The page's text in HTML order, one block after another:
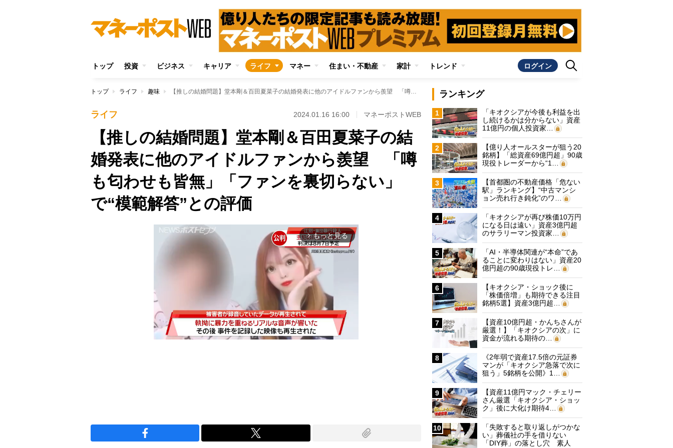
トップ 投資 ビジネス キャリア ライフ マネー 住まい・不動産 家計 トレンド ログイン
トップ ライフ 趣味 【推しの結婚問題】堂本剛＆百田夏菜子の結婚発表に他のアイドルファンから羨望 「噂も匂わせも皆無」「ファンを裏切らない」で“模範解答”との評価
ライフ 2024.01.16 16:00 マネーポストWEB
【推しの結婚問題】堂本剛＆百田夏菜子の結
婚発表に他のアイドルファンから羨望 「噂
も匂わせも皆無」「ファンを裏切らない」
で“模範解答”との評価
arrow_forward_ios もっと見る
ランキング
1
「キオクシアが今後も利益を出
し続けるかは分からない」資産
11億円の個人投資家…
2
【億り人オールスターが狙う20
銘柄】「総資産69億円超」90歳
現役トレーダーから“1…
3
【首都圏の不動産価格「危ない
駅」ランキング】“中古マンシ
ョン売れ行き鈍化”のワ…
4
「キオクシアが再び株価10万円
になる日は遠い」資産3億円超
のサラリーマン投資家…
5
「AI・半導体関連が“本命”であ
ることに変わりはない」資産20
億円超の90歳現役トレ…
6
【キオクシア・ショック後に
「株価倍増」も期待できる注目
銘柄5選】資産3億円超…
7
【資産10億円超・かんちさんが
厳選！】「キオクシアの次」に
資金が流れる期待の…
8
《2年弱で資産17.5倍の元証券
マンが「キオクシア急落で次に
狙う」5銘柄を公開》1…
9
【資産11億円マック・チェリー
さん厳選「キオクシア・ショッ
ク」後に大化け期待4…
10
「失敗すると取り返しがつかな
い」葬儀社の手を借りない
「DIY葬」の落とし穴 素人